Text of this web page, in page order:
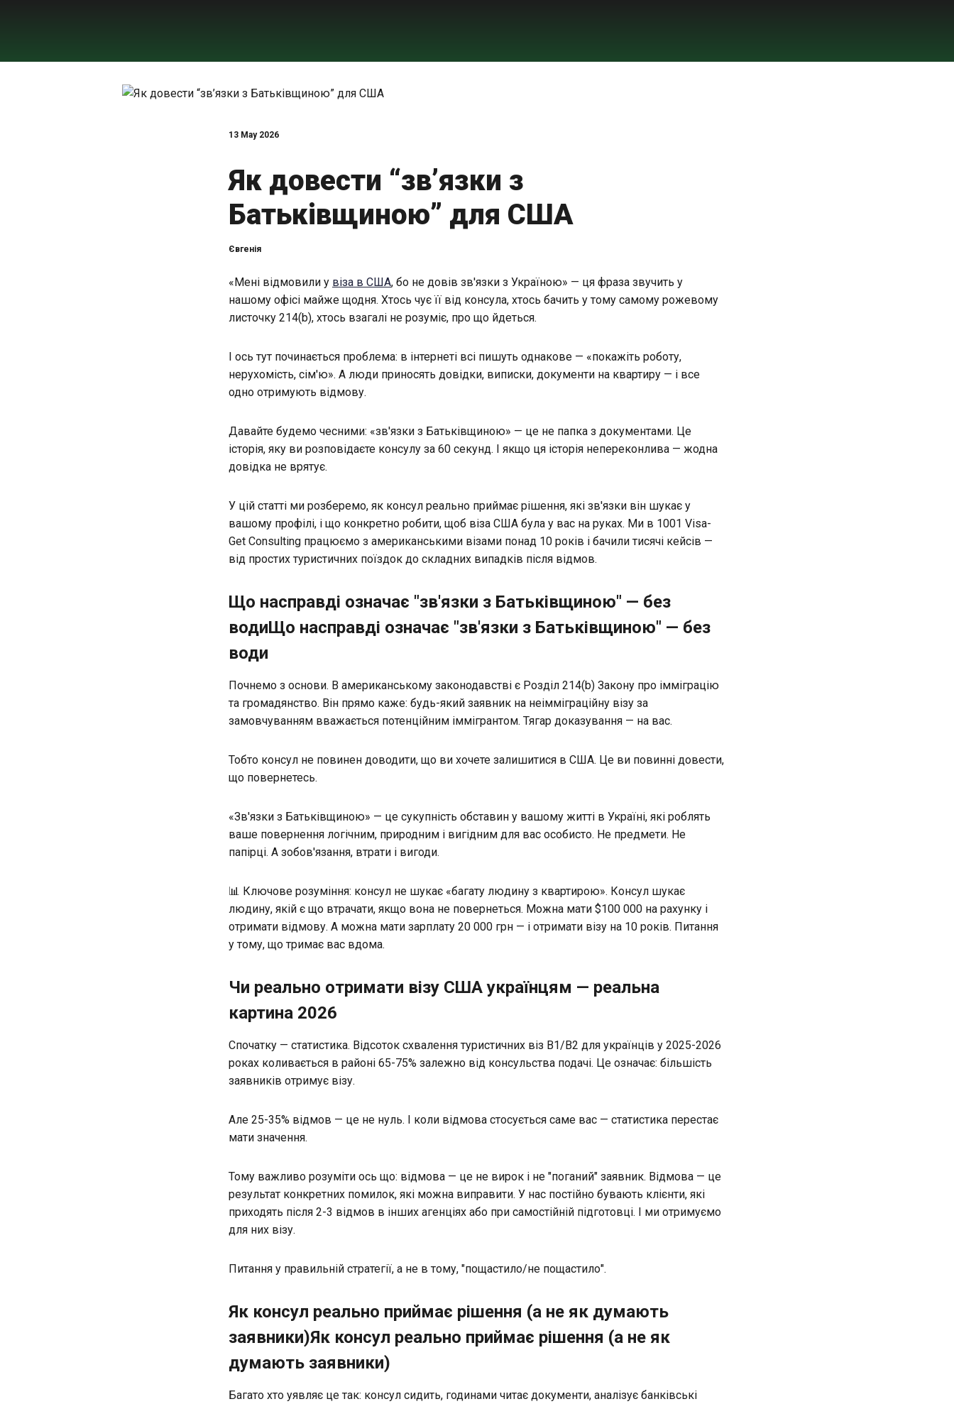
13 May 2026
Як довести “зв’язки з
Батьківщиною” для США
Євгенія
«Мені відмовили у віза в США, бо не довів зв'язки з Україною» — ця фраза звучить у
нашому офісі майже щодня. Хтось чує її від консула, хтось бачить у тому самому рожевому
листочку 214(b), хтось взагалі не розуміє, про що йдеться.
І ось тут починається проблема: в інтернеті всі пишуть однакове — «покажіть роботу,
нерухомість, сім'ю». А люди приносять довідки, виписки, документи на квартиру — і все
одно отримують відмову.
Давайте будемо чесними: «зв'язки з Батьківщиною» — це не папка з документами. Це
історія, яку ви розповідаєте консулу за 60 секунд. І якщо ця історія непереконлива — жодна
довідка не врятує.
У цій статті ми розберемо, як консул реально приймає рішення, які зв'язки він шукає у
вашому профілі, і що конкретно робити, щоб віза США була у вас на руках. Ми в 1001 Visa-
Get Consulting працюємо з американськими візами понад 10 років і бачили тисячі кейсів —
від простих туристичних поїздок до складних випадків після відмов.
Що насправді означає "зв'язки з Батьківщиною" — без
водиЩо насправді означає "зв'язки з Батьківщиною" — без
води
Почнемо з основи. В американському законодавстві є Розділ 214(b) Закону про імміграцію
та громадянство. Він прямо каже: будь-який заявник на неімміграційну візу за
замовчуванням вважається потенційним іммігрантом. Тягар доказування — на вас.
Тобто консул не повинен доводити, що ви хочете залишитися в США. Це ви повинні довести,
що повернетесь.
«Зв'язки з Батьківщиною» — це сукупність обставин у вашому житті в Україні, які роблять
ваше повернення логічним, природним і вигідним для вас особисто. Не предмети. Не
папірці. А зобов'язання, втрати і вигоди.
📊 Ключове розуміння: консул не шукає «багату людину з квартирою». Консул шукає
людину, якій є що втрачати, якщо вона не повернеться. Можна мати $100 000 на рахунку і
отримати відмову. А можна мати зарплату 20 000 грн — і отримати візу на 10 років. Питання
у тому, що тримає вас вдома.
Чи реально отримати візу США українцям — реальна
картина 2026
Спочатку — статистика. Відсоток схвалення туристичних віз В1/В2 для українців у 2025-2026
роках коливається в районі 65-75% залежно від консульства подачі. Це означає: більшість
заявників отримує візу.
Але 25-35% відмов — це не нуль. І коли відмова стосується саме вас — статистика перестає
мати значення.
Тому важливо розуміти ось що: відмова — це не вирок і не "поганий" заявник. Відмова — це
результат конкретних помилок, які можна виправити. У нас постійно бувають клієнти, які
приходять після 2-3 відмов в інших агенціях або при самостійній підготовці. І ми отримуємо
для них візу.
Питання у правильній стратегії, а не в тому, "пощастило/не пощастило".
Як консул реально приймає рішення (а не як думають
заявники)Як консул реально приймає рішення (а не як
думають заявники)
Багато хто уявляє це так: консул сидить, годинами читає документи, аналізує банківські